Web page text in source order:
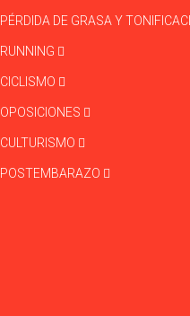
PÉRDIDA DE GRASA Y
RUNNING
CICLISMO
OPOSICIONES
CULTURISMO
POSTEMBARAZO